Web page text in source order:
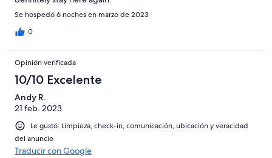
Se hospedó 6 noches en marzo de 2023
0
Opinión verificada
10/10 Excelente
Andy R.
21 feb. 2023
Le gustó: Limpieza, check-in, comunicación, ubicación y veracidad
del anuncio
Traducir con Google